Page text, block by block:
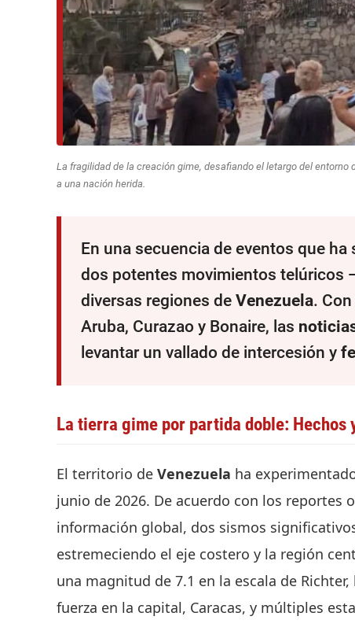
La fragilidad de la creación gime, desafiando el letargo del
a una nación herida.
En una secuencia de eventos que
dos potentes movimientos telúricos
diversas regiones de Venezuela.
Aruba, Curazao y Bonaire, las
levantar un vallado de intercesión y fe
La tierra gime por partida doble: Hechos
El territorio de Venezuela ha
junio de 2026. De acuerdo con los reportes
información global, dos sismos
estremeciendo el eje costero y la región
una magnitud de 7.1 en la escala de
fuerza en la capital, Caracas, y múltiples